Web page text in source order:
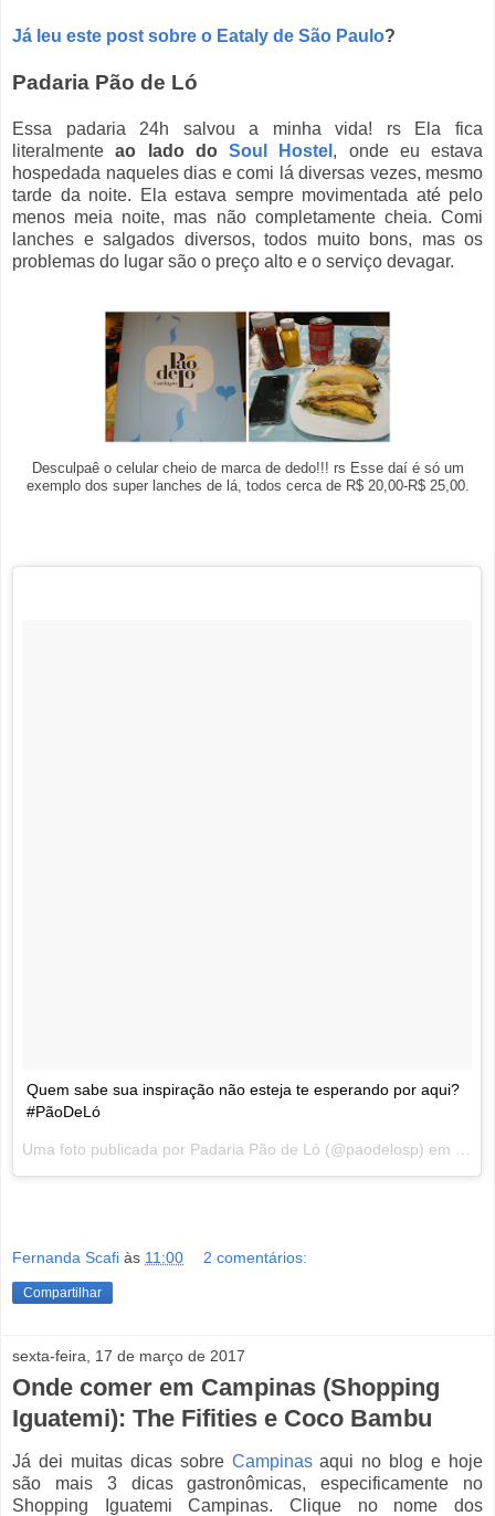
Já leu este post sobre o Eataly de São Paulo?
Padaria Pão de Ló
Essa padaria 24h salvou a minha vida! rs Ela fica
literalmenteao lado do Soul Hostel , onde eu estava
hospedada naqueles dias e comi lá diversas vezes, mesmo
tarde da noite. Ela estava sempre movimentada até pelo
menos meia noite, mas não completamente cheia. Comi
lanches e salgados diversos, todos muito bons, mas os
problemas do lugar são o preço alto e o serviço devagar.
Desculpaê o celular cheio de marca de dedo!!! rs Esse daí é só um
exemplo dos super lanches de lá, todos cerca de R$ 20,00-R$ 25,00.
Quem sabe sua inspiração não esteja te esperando por aqui?
#PãoDeLó
Fernanda Scafi às 11:00 2 comentários:
Compartilhar
sexta-feira, 17 de março de 2017
Onde comer em Campinas (Shopping
Iguatemi): The Fifities e Coco Bambu
Já dei muitas dicas sobre Campinasaqui no blog e hoje
são mais 3 dicas gastronômicas, especificamente no
Shopping Iguatemi Campinas. Clique no nome dos